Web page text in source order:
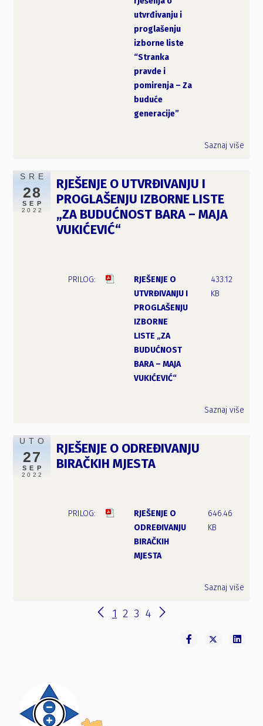
utvrđivanju i
proglašenju
izborne liste
“Stranka
pravde i
pomirenja – Za
buduće
generacije”
Saznaj više
SRE
28
SEP
2022
RJEŠENJE O UTVRĐIVANJU I
PROGLAŠENJU IZBORNE LISTE
„ZA BUDUĆNOST BARA – MAJA
VUKIĆEVIĆ“
RJEŠENJE O
UTVRĐIVANJU I
PROGLAŠENJU
IZBORNE
LISTE „ZA
BUDUĆNOST
BARA – MAJA
VUKIĆEVIĆ“
433.12
KB
Saznaj više
UTO
27
SEP
2022
RJEŠENJE O ODREĐIVANJU
BIRAČKIH MJESTA
RJEŠENJE O
ODREĐIVANJU
BIRAČKIH
MJESTA
646.46
KB
Saznaj više
1 2 3 4